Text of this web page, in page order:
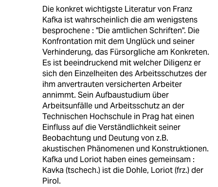
Die konkret wichtigste Literatur von Franz
Kafka ist wahrscheinlich die am wenigstens
besprochene : "Die amtlichen Schriften". Die
Konfrontation mit dem Unglück und seiner
Verhinderung, das Fürsorgliche am Konkreten.
Es ist beeindruckend mit welcher Diligenz er
sich den Einzelheiten des Arbeitsschutzes der
ihm anvertrauten versicherten Arbeiter
annimmt. Sein Aufbaustudium über
Arbeitsunfälle und Arbeitsschutz an der
Technischen Hochschule in Prag hat einen
Einfluss auf die Verständlichkeit seiner
Beobachtung und Deutung von z.B.
akustischen Phänomenen und Konstruktionen.
Kafka und Loriot haben eines gemeinsam :
Kavka (tschech.) ist die Dohle, Loriot (frz.) der
Pirol.